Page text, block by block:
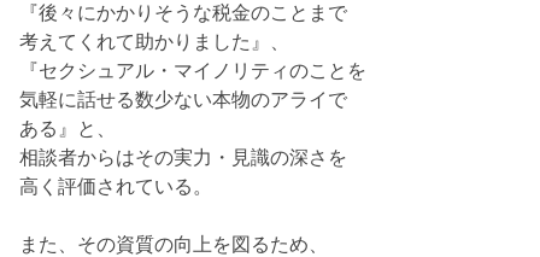
『後々にかかりそうな税金のことまで
考えてくれて助かりました』、
『セクシュアル・マイノリティのことを
気軽に話せる数少ない本物のアライで
ある』と、
相談者からはその実力・見識の深さを
高く評価されている。
また、その資質の向上を図るため、